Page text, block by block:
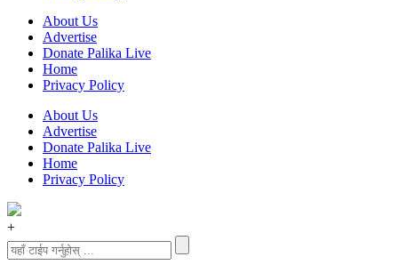
About Us
Advertise
Donate Palika Live
Home
Privacy Policy
About Us
Advertise
Donate Palika Live
Home
Privacy Policy
+